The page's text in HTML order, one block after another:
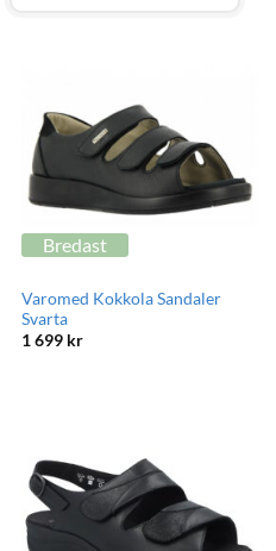
Bredast
Varomed Kokkola Sandaler
Svarta
1 699 kr